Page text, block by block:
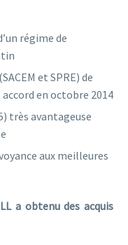
régime de
et SPRE) de
accord en octobre 2014
très avantageuse
aux meilleures
a obtenu des acquis